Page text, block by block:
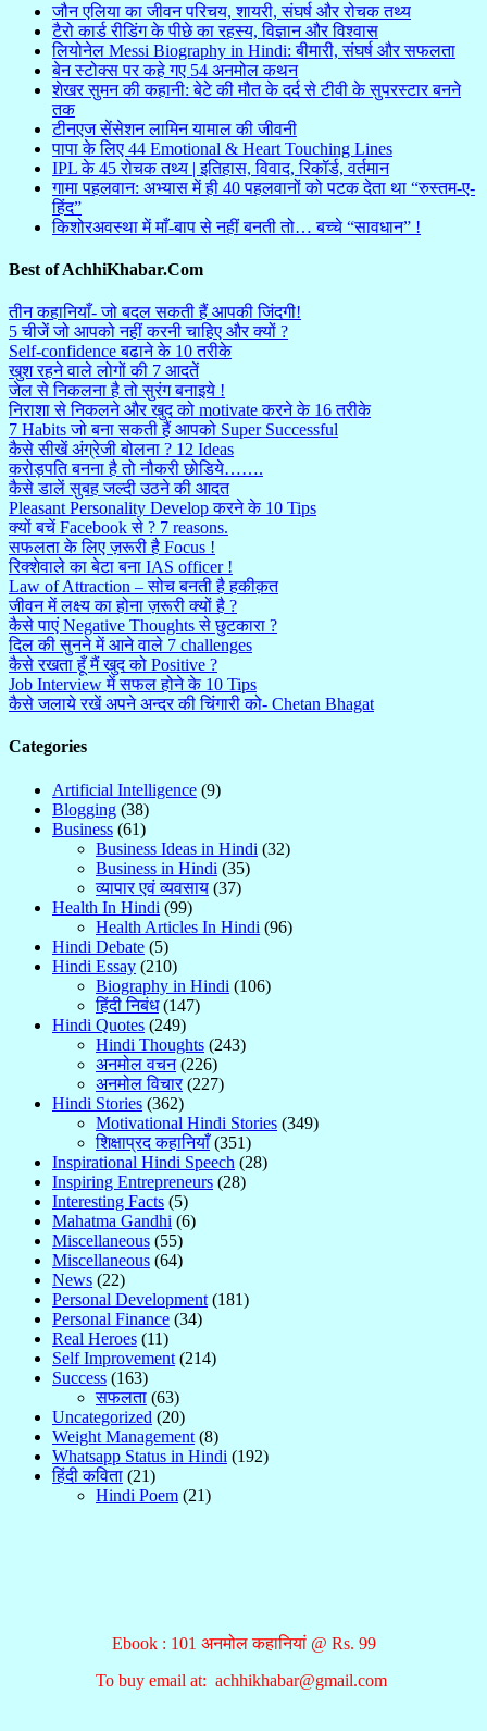
जौन एलिया का जीवन परिचय, शायरी, संघर्ष और रोचक तथ्य
टैरो कार्ड रीडिंग के पीछे का रहस्य, विज्ञान और विश्वास
लियोनेल Messi Biography in Hindi: बीमारी, संघर्ष और सफलता
बेन स्टोक्स पर कहे गए 54 अनमोल कथन
शेखर सुमन की कहानी: बेटे की मौत के दर्द से टीवी के सुपरस्टार बनने
तक
टीनएज सेंसेशन लामिन यामाल की जीवनी
पापा के लिए 44 Emotional & Heart Touching Lines
IPL के 45 रोचक तथ्य | इतिहास, विवाद, रिकॉर्ड, वर्तमान
गामा पहलवान: अभ्यास में ही 40 पहलवानों को पटक देता था “रुस्तम-ए-
हिंद”
किशोरअवस्था में माँ-बाप से नहीं बनती तो… बच्चे “सावधान” !
Best of AchhiKhabar.Com
तीन कहानियाँ- जो बदल सकती हैं आपकी जिंदगी!
5 चीजें जो आपको नहीं करनी चाहिए और क्यों ?
Self-confidence बढाने के 10 तरीके
खुश रहने वाले लोगों की 7 आदतें
जेल से निकलना है तो सुरंग बनाइये !
निराशा से निकलने और खुद को motivate करने के 16 तरीके
7 Habits जो बना सकती हैं आपको Super Successful
कैसे सीखें अंग्रेजी बोलना ? 12 Ideas
करोड़पति बनना है तो नौकरी छोडिये…….
कैसे डालें सुबह जल्दी उठने की आदत
Pleasant Personality Develop करने के 10 Tips
क्यों बचें Facebook से ? 7 reasons.
सफलता के लिए ज़रूरी है Focus !
रिक्शेवाले का बेटा बना IAS officer !
Law of Attraction – सोच बनती है हकीक़त
जीवन में लक्ष्य का होना ज़रूरी क्यों है ?
कैसे पाएं Negative Thoughts से छुटकारा ?
दिल की सुनने में आने वाले 7 challenges
कैसे रखता हूँ मैं खुद को Positive ?
Job Interview में सफल होने के 10 Tips
कैसे जलाये रखें अपने अन्दर की चिंगारी को- Chetan Bhagat
Categories
Artificial Intelligence (9)
Blogging (38)
Business (61)
Business Ideas in Hindi (32)
Business in Hindi (35)
व्यापार एवं व्यवसाय (37)
Health In Hindi (99)
Health Articles In Hindi (96)
Hindi Debate (5)
Hindi Essay (210)
Biography in Hindi (106)
हिंदी निबंध(147)
Hindi Quotes (249)
Hindi Thoughts (243)
अनमोल वचन(226)
अनमोल विचार(227)
Hindi Stories (362)
Motivational Hindi Stories (349)
शिक्षाप्रद कहानियाँ(351)
Inspirational Hindi Speech (28)
Inspiring Entrepreneurs (28)
Interesting Facts (5)
Mahatma Gandhi (6)
Miscellaneous (55)
Miscellaneous (64)
News (22)
Personal Development (181)
Personal Finance (34)
Real Heroes (11)
Self Improvement (214)
Success (163)
सफलता (63)
Uncategorized (20)
Weight Management (8)
Whatsapp Status in Hindi (192)
हिंदी कविता (21)
Hindi Poem (21)
Ebook : 101 अनमोल कहानियां @ Rs. 99
To buy email at: achhikhabar@gmail.com